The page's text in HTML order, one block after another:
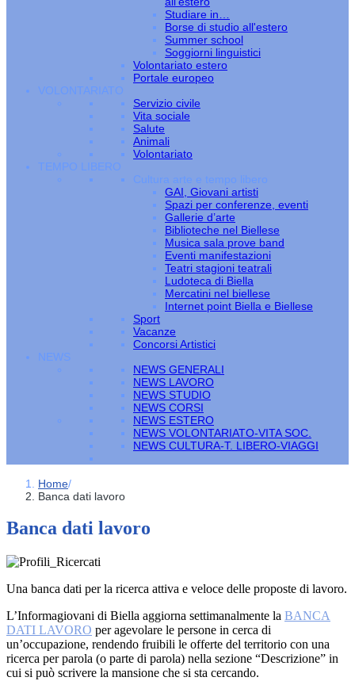
Studiare in…
Borse di studio all'estero
Summer school
Soggiorni linguistici
Volontariato estero
Portale europeo
VOLONTARIATO
Servizio civile
Vita sociale
Salute
Animali
Volontariato
TEMPO LIBERO
Cultura arte e tempo libero
GAI, Giovani artisti
Spazi per conferenze, eventi
Gallerie d’arte
Biblioteche nel Biellese
Musica sala prove band
Eventi manifestazioni
Teatri stagioni teatrali
Ludoteca di Biella
Mercatini nel biellese
Internet point Biella e Biellese
Sport
Vacanze
Concorsi Artistici
NEWS
NEWS GENERALI
NEWS LAVORO
NEWS STUDIO
NEWS CORSI
NEWS ESTERO
NEWS VOLONTARIATO-VITA SOC.
NEWS CULTURA-T. LIBERO-VIAGGI
Home/
Banca dati lavoro
Banca dati lavoro
Una banca dati per la ricerca attiva e veloce delle proposte di lavoro.
L’Informagiovani di Biella aggiorna settimanalmente la BANCA
DATI LAVORO per agevolare le persone in cerca di
un’occupazione, rendendo fruibili le offerte del territorio con una
ricerca per parola (o parte di parola) nella sezione “Descrizione” in
cui si può scrivere la mansione che si sta cercando.